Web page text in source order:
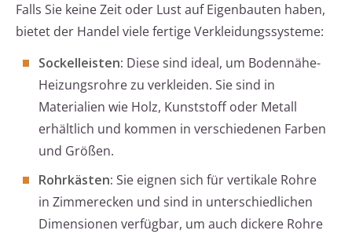
Falls Sie keine Zeit oder Lust auf Eigenbauten haben,
bietet der Handel viele fertige Verkleidungssysteme:
Sockelleisten: Diese sind ideal, um Bodennähe-
Heizungsrohre zu verkleiden. Sie sind in
Materialien wie Holz, Kunststoff oder Metall
erhältlich und kommen in verschiedenen Farben
und Größen.
Rohrkästen: Sie eignen sich für vertikale Rohre
in Zimmerecken und sind in unterschiedlichen
Dimensionen verfügbar, um auch dickere Rohre